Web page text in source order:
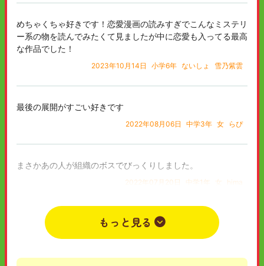
めちゃくちゃ好きです！恋愛漫画の読みすぎでこんなミステリ
ー系の物を読んでみたくて見ましたが中に恋愛も入ってる最高
な作品でした！
2023年10月14日 小学6年 ないしょ 雪乃紫雲
最後の展開がすごい好きです
2022年08月06日 中学3年 女 らぴ
まさかあの人が組織のボスでびっくりしました。
2022年07月20日 中学1年 女 hima
もっと見る